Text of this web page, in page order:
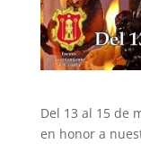
Del 13 al 15 de
en honor a